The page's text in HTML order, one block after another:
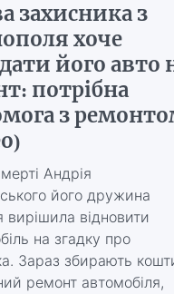
захисника з
хоче
його авто
потрібна
з
Андрія
його дружина
вирішила відновити
на згадку про
Зараз збирають
ремонт автомобіля,